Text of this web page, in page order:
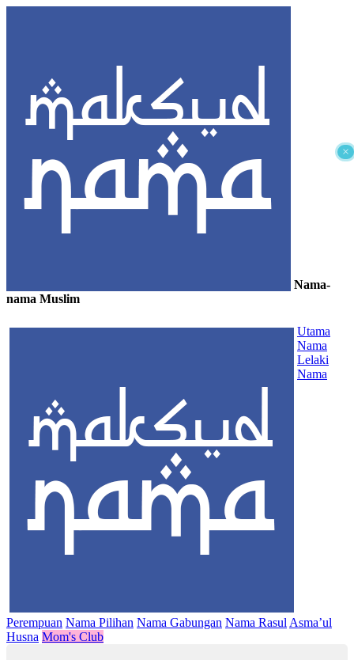
×
Nama-
nama Muslim
Utama
Nama
Lelaki
Nama
Perempuan Nama Pilihan Nama Gabungan Nama Rasul Asma’ul
Husna Mom's Club